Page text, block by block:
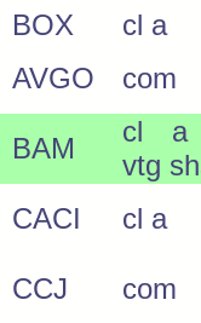
BOX
cl a
AVGO com
BAM
cl a
vtg
CACI cl a
CCJ com